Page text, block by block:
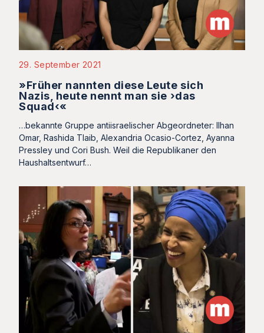
29. September 2021
»Früher nannten diese Leute sich
Nazis, heute nennt man sie ›das
Squad‹«
…bekannte Gruppe antiisraelischer Abgeordneter: Ilhan
Omar, Rashida Tlaib, Alexandria Ocasio-Cortez, Ayanna
Pressley und Cori Bush. Weil die Republikaner den
Haushaltsentwurf…